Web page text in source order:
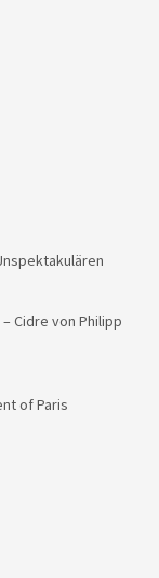
Cidre von Philipp
of Paris